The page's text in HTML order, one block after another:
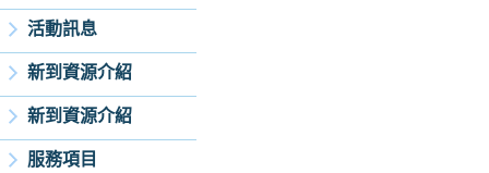
活動訊息
新到資源介紹
新到資源介紹
服務項目